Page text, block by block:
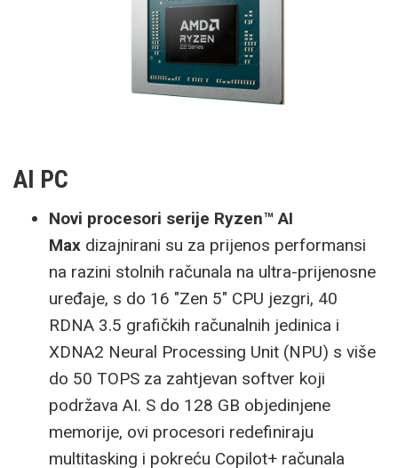
AI PC
Novi procesori serije Ryzen™ AI
Max dizajnirani su za prijenos performansi
na razini stolnih računala na ultra-prijenosne
uređaje, s do 16 "Zen 5" CPU jezgri, 40
RDNA 3.5 grafičkih računalnih jedinica i
XDNA2 Neural Processing Unit (NPU) s više
do 50 TOPS za zahtjevan softver koji
podržava AI. S do 128 GB objedinjene
memorije, ovi procesori redefiniraju
multitasking i pokreću Copilot+ računala